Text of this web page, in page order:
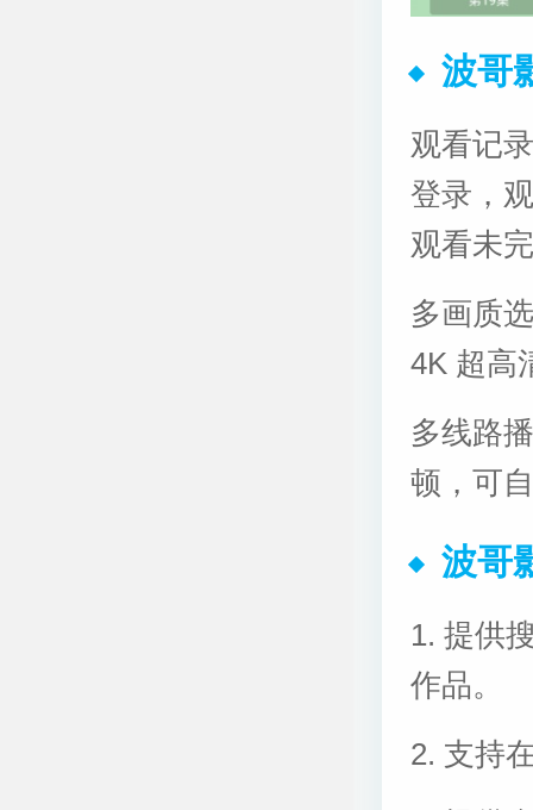
波哥
观看记
登录，
观看未
多画质
4K 超高
多线路
顿，可
波哥
1. 提供
作品。
2. 支持